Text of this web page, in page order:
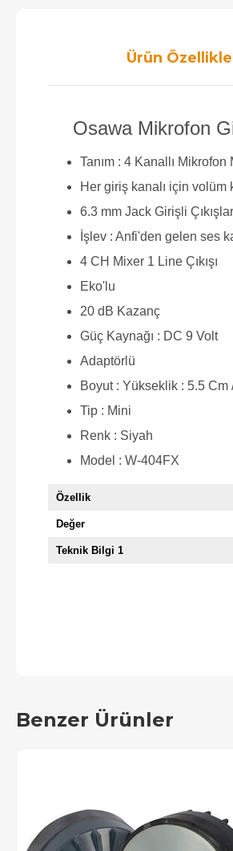
Ürün
Osawa Mikrofon
Tanım : 4 Kanallı Mikrofon
Her giriş kanalı için volüm
6.3 mm Jack Girişli Çıkışlar
İşlev : Anfi'den gelen ses
4 CH Mixer 1 Line Çıkışı
Eko'lu
20 dB Kazanç
Güç Kaynağı : DC 9 Volt
Adaptörlü
Boyut : Yükseklik : 5.5
Tip : Mini
Renk : Siyah
Model : W-404FX
Özellik
Değer
Teknik Bilgi 1
Benzer Ürünler